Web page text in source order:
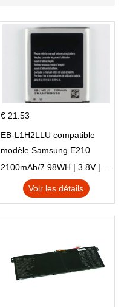
€ 21.53
EB-L1H2LLU compatible
modèle Samsung E210
E210K i939
2100mAh/7.98WH | 3.8V | Li-ion ...
Voir les détails